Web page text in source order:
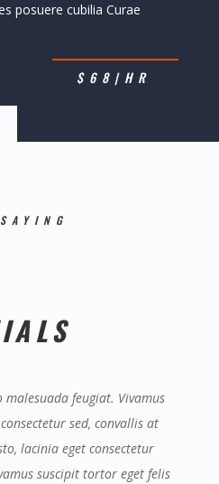
posuere cubilia Curae
$68|HR
feugiat. Vivamus
sed, convallis at
lacinia eget consectetur
suscipit tortor eget felis